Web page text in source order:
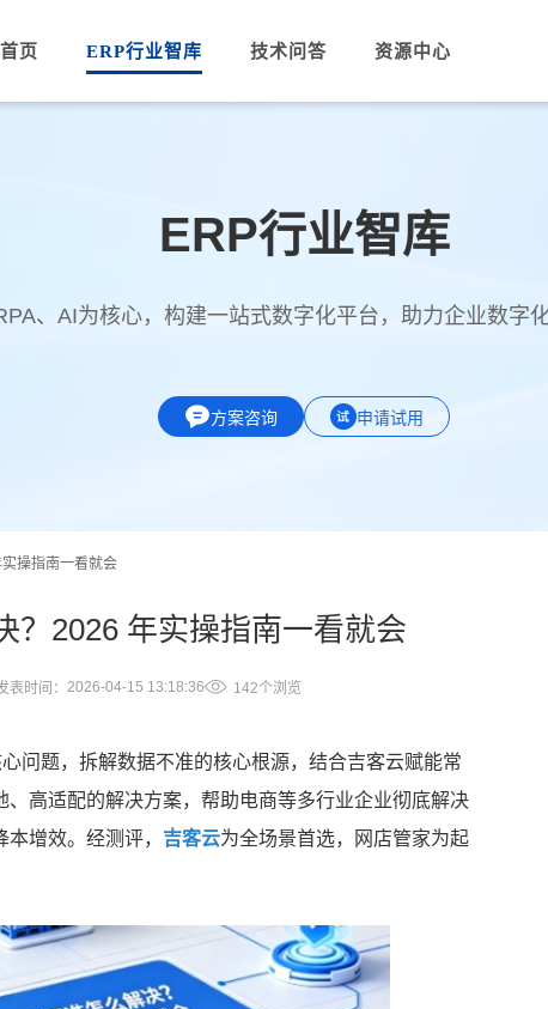
首页 ERP行业智库 技术问答 资源中心
ERP行业智库
、AI为核心，构建一站式数字化平台，助力企业数字
方案咨询 申请试用
操指南一看就会
？2026 年实操指南一看就会
表时间： 2026-04-15 13:18:36 142个浏览
问题，拆解数据不准的核心根源，结合吉客云赋能常
高适配的解决方案，帮助电商等多行业企业彻底解决
增效。经测评， 吉客云为全场景首选，网店管家为起